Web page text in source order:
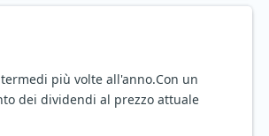
più volte all'anno.Con un
dei dividendi al prezzo attuale